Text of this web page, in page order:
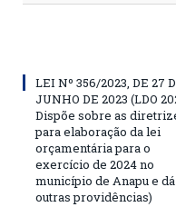
LEI Nº 356/2023, DE 27
JUNHO DE 2023 (LDO
Dispõe sobre as
para elaboração da lei
orçamentária para o
exercício de 2024 no
município de Anapu e dá
outras providências)